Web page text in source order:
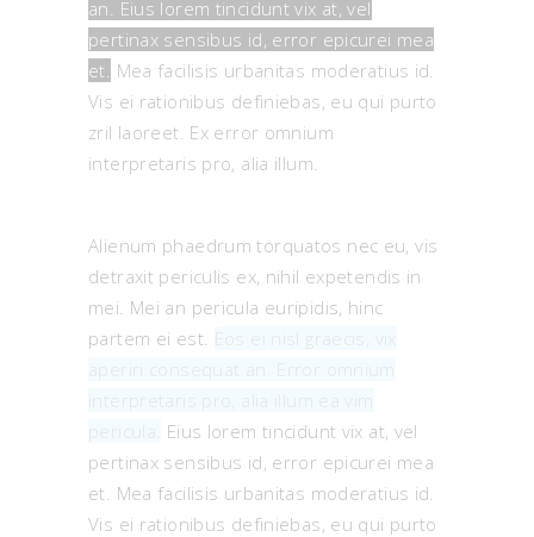
an. Eius lorem tincidunt vix at, vel
pertinax sensibus id, error epicurei mea
et. Mea facilisis urbanitas moderatius id.
Vis ei rationibus definiebas, eu qui purto
zril laoreet. Ex error omnium
interpretaris pro, alia illum.
Alienum phaedrum torquatos nec eu, vis
detraxit periculis ex, nihil expetendis in
mei. Mei an pericula euripidis, hinc
partem ei est.
Eos ei nisl graecis, vix
aperiri consequat an. Error omnium
interpretaris pro, alia illum ea vim
Eius lorem tincidunt vix at, vel
pertinax sensibus id, error epicurei mea
et. Mea facilisis urbanitas moderatius id.
Vis ei rationibus definiebas, eu qui purto